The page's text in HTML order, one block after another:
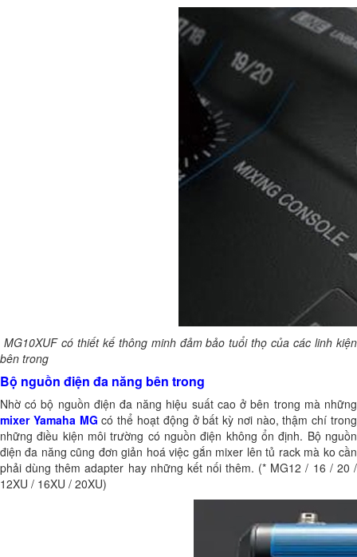
MG10XUF có thiết kế thông minh đảm bảo tuổi thọ của các linh kiện
bên trong
Bộ nguồn điện đa năng bên trong
Nhờ có bộ nguồn điện đa năng hiệu suất cao ở bên trong mà những
mixer Yamaha MG có thể hoạt động ở bất kỳ nơi nào, thậm chí trong
những điều kiện môi trường có nguồn điện không ổn định. Bộ nguồn
điện đa năng cũng đơn giản hoá việc gắn mixer lên tủ rack mà ko cần
phải dùng thêm adapter hay những kết nối thêm. (* MG12 / 16 / 20 /
12XU / 16XU / 20XU)